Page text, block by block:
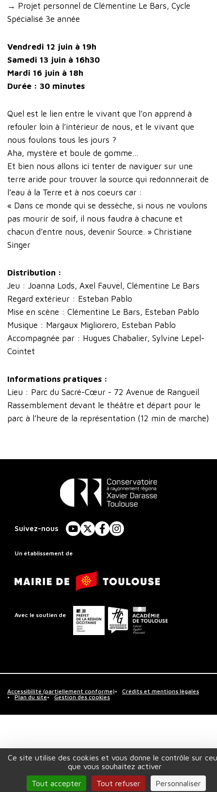
Ce site utilise des cookies et vous donne le contrôle sur
que vous souhaitez activer
Tout accepter
Tout refuser Personnaliser
→ Projet personnel de Clémentine Le Bars, Cycle
Spécialisé 3e année
Vendredi 12 juin à 19h
Samedi 13 juin à 16h30
Mardi 16 juin à 18h
Durée : 30 minutes
Quel est le lien entre le vivant que l’on apprend à
refouler loin à l’intérieur de nous, et le vivant que
nous foulons tous les jours ?
Aha, mystère et boule de gomme...
Et bien nous allons ici tenter de naviguer sur une
terre aride pour trouver la source qui redonnnerait de
l’eau à la Terre et à nos coeurs car :
« Dans ce monde qui se dessèche, si nous ne voulons
pas mourir de soif, il nous faudra à chacune et
chacun d’entre nous, devenir Source. » Christiane
Singer
Distribution :
Jeu : Joanna Lods, Axel Fauvel, Clémentine Le Bars
Regard extérieur : Esteban Pablo
Mise en scène : Clémentine Le Bars, Esteban Pablo
Musique : Margaux Migliorero, Esteban Pablo
Accompagnée par : Hugues Chabalier, Sylvine Lepel-
Cointet
Informations pratiques :
Lieu : Parc du Sacré-Cœur - 72 Avenue de Rangueil
Rassemblement devant le théâtre et départ pour le
parc à l’heure de la représentation (12 min de marche)
Rayonnement
Régional
Toulouse
Suivez-nous
YouTube
X FacebookInstagram
Un établissement de
Mairie
de
Avec le soutien de
de
la
Conseil
départemental
Garonne
Académie
de
Accessibilité (partiellement conforme)
Crédits et mentions légales
Plan du site
Gestion des cookies